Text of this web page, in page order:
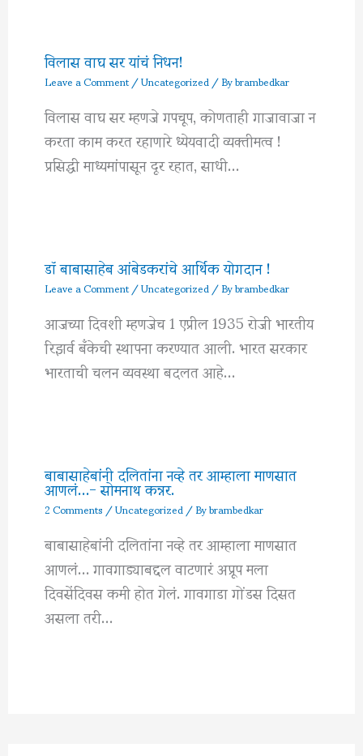
विलास वाघ सर यांचं निधन!
Leave a Comment/Uncategorized/ Bybrambedkar
विलास वाघ सर म्हणजे गपचूप, कोणताही गाजावाजा न
करता काम करत रहाणारे ध्येयवादी व्यक्तीमत्व !
प्रसिद्धी माध्यमांपासून दूर रहात, साधी…
डॉ बाबासाहेब आंबेडकरांचे आर्थिक योगदान !
Leave a Comment/Uncategorized/ Bybrambedkar
आजच्या दिवशी म्हणजेच 1 एप्रील 1935 रोजी भारतीय
रिझर्व बँकेची स्थापना करण्यात आली. भारत सरकार
भारताची चलन व्यवस्था बदलत आहे…
बाबासाहेबांनी दलितांना नव्हे तर आम्हाला माणसात
आणलं…- सोमनाथ कन्नर.
2 Comments/Uncategorized/ Bybrambedkar
बाबासाहेबांनी दलितांना नव्हे तर आम्हाला माणसात
आणलं… गावगाड्याबद्दल वाटणारं अप्रूप मला
दिवसेंदिवस कमी होत गेलं. गावगाडा गोंडस दिसत
असला तरी…